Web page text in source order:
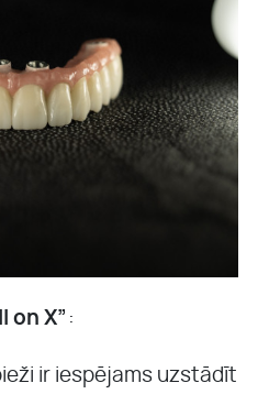
on X” :
ir iespējams uzstādīt